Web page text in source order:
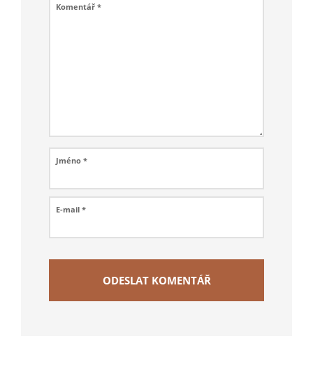
Komentář *
Jméno *
E-mail *